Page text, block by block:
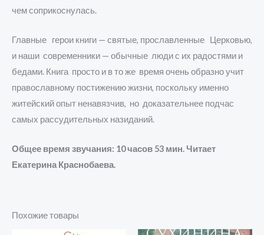
чем соприкоснулась.
Главные герои книги — святые, прославленные Церковью,
и наши современники — обычные люди с их радостями и
бедами. Книга просто и в то же время очень образно учит
православному постижению жизни, поскольку именно
житейский опыт ненавязчив, но доказательнее подчас
самых рассудительных назиданий.
Общее время звучания: 10 часов 53 мин. Читает
Екатерина Краснобаева.
Похожие товары